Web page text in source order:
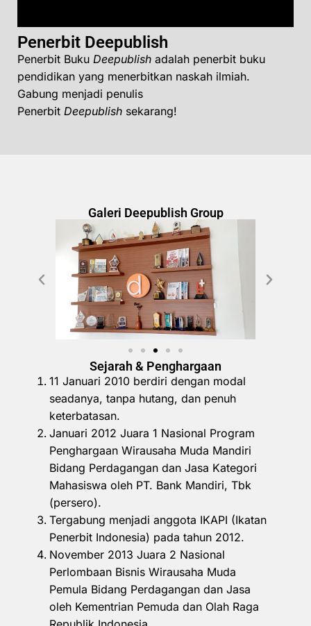
Penerbit Deepublish
Penerbit Buku Deepublish adalah penerbit buku
pendidikan yang menerbitkan naskah ilmiah.
Gabung menjadi penulis
Penerbit Deepublish sekarang!
Galeri Deepublish Group
Sejarah & Penghargaan
11 Januari 2010 berdiri dengan modal
seadanya, tanpa hutang, dan penuh
keterbatasan.
Januari 2012 Juara 1 Nasional Program
Penghargaan Wirausaha Muda Mandiri
Bidang Perdagangan dan Jasa Kategori
Mahasiswa oleh PT. Bank Mandiri, Tbk
(persero).
Tergabung menjadi anggota IKAPI (Ikatan
Penerbit Indonesia) pada tahun 2012.
November 2013 Juara 2 Nasional
Perlombaan Bisnis Wirausaha Muda
Pemula Bidang Perdagangan dan Jasa
oleh Kementrian Pemuda dan Olah Raga